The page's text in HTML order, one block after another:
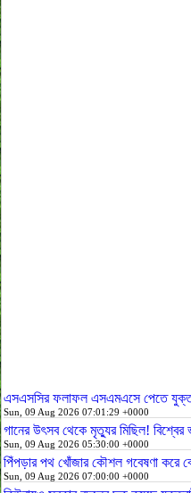
এসএসসির ফলাফল এসএমএসে পেতে
Sun, 09 Aug 2026 07:01:29 +0000
গানের উৎসব থেকে মৃত্যুর মিছিল! বিশ্বের
Sun, 09 Aug 2026 05:30:00 +0000
পিঁপড়ার পথ খোঁজার কৌশল গবেষণা করে
Sun, 09 Aug 2026 07:00:00 +0000